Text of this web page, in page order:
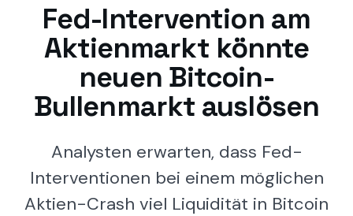
Fed-Intervention am
Aktienmarkt könnte
neuen Bitcoin-
Bullenmarkt auslösen
Analysten erwarten, dass Fed-
Interventionen bei einem möglichen
Aktien-Crash viel Liquidität in Bitcoin
News
Prognosen